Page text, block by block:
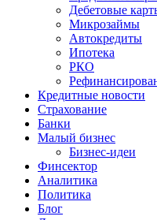
Дебетовые
Микрозаймы
Автокредиты
Ипотека
РКО
Кредитные новости
Страхование
Банки
Малый бизнес
Бизнес-идеи
Финсектор
Аналитика
Политика
Блог